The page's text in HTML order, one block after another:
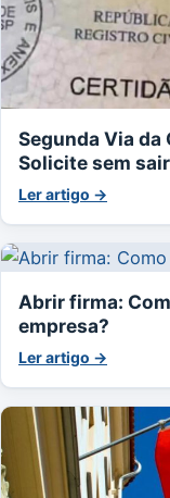
Segunda Via
Solicite sem
Ler artigo →
Abrir firma:
empresa?
Ler artigo →